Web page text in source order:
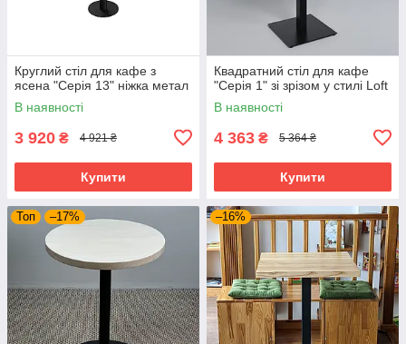
Круглий стіл для кафе з
ясена "Серія 13" ніжка метал
В наявності
3 920 ₴ 4 921 ₴
Купити
Квадратний стіл для кафе
"Серія 1" зі зрізом у стилі Loft
В наявності
4 363 ₴ 5 364 ₴
Купити
Топ –17% –16%